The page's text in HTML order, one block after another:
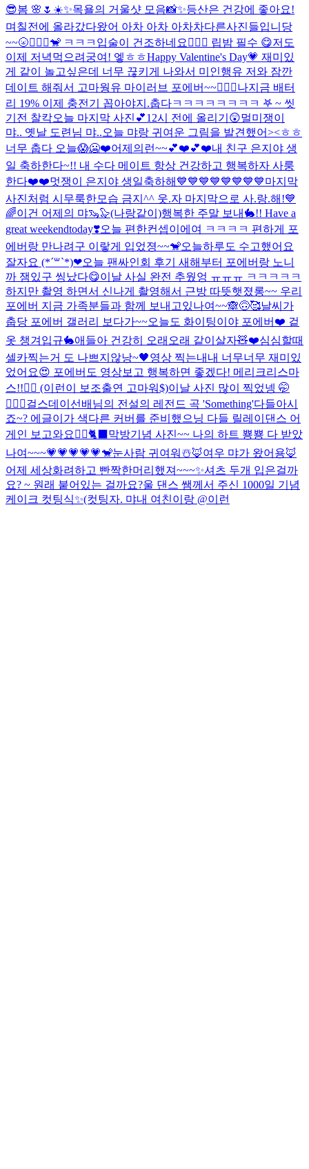
😎봄 🌸🌷☀️✨목욜의 거울샷 모음📸✨등산은 건강에 좋아요!
며칠전에 올라갔다왔어 아차 아차 아차차다른사진들입니당
~~🌝🙆🏼‍♀️🐒 ㅋㅋㅋ 입술이 건조하네요🤦🏻‍♀️ 립밤 필수 😋저도
이제 저녁먹으려궁여! 엫ㅎㅎHappy Valentine's Day💗 재미있
게 같이 놀고싶은데 너무 끊키게 나와서 미인행유 저와 잠깐
데이트 해줘서 고마웡유 마이러브 포에버~~🙆🏼‍♀️나지금 배터
리 19% 이제 충전기 꼽아야지.춥다ㅋㅋㅋㅋㅋㅋㅋㅋ 𖤐 ~ 씻
기전 찰칵오늘 마지막 사진💕12시 전에 올리기😲멀미쟁이
먀.. 옛날 도련님 먀..오늘 먀랑 귀여운 그림을 발견했어><ㅎㅎ
너무 춥다 오늘😱🥶❤️어제의런~~💕❤️💕❤️내 친구 은지야 생
일 축하한다~!! 내 수다 메이트 항상 건강하고 행복하자 사룽
한다❤️❤️멋쟁이 은지야 생일축하해💙💙💙💙💙💙💙💙마지막
사진처럼 시무룩한모습 금지^^ 웃.자 마지막으로 사.랑.해!💙
🌈이건 어제의 먀🦦🦭(나랑같이)행복한 주말 보내🐇!! Have a
great weekendtoday❣️오늘 편한컨셉이에여 ㅋㅋㅋㅋ 편하게 포
에버랑 만나려구 이랗게 입었졍~~🐒오늘하루도 수고했어요
잘자요 (*´꒳`*)❤︎오늘 팬싸인회 후기 새해부터 포에버랑 노니
까 잼있구 씽났다😋이날 사실 완전 추웠엉 ㅠㅠㅠ ㅋㅋㅋㅋㅋ
하지만 촬영 하면서 신나게 촬영해서 근방 따뜻햇졌롱~~ 우리
포에버 지금 가족분들과 함께 보내고있나여~~🙈🙃🥰날씨가
춥당 포에버 갤러리 보다가~~오늘도 화이팅이야 포에버❤️ 겉
옷 챙겨입규🐇애들아 건강히 오래오래 같이살자🧸❤️심심할때
셀카찍는거 도 나쁘지않낭~🖤영상 찍는내내 너무너무 재미있
었어요😍 포에버도 영상보고 행복하면 좋겠다! 메리크리스마
스!!❤️‍🔥 (이런이 보조출연 고마워$)이날 사진 많이 찍었넹 🤭
🙆🏼‍♀️걸스데이선배님의 전설의 레전드 곡 'Something'다들아시
죠~? 에글이가 색다른 커버를 준비했으닝 다들 릴레이댄스 어
게인 보고와요❤️‍🔥🐈‍⬛ 막방기념 사진~~ 나의 하트 뿅뿅 다 받았
나여~~~💗💗💗💗💗🐒눈사람 귀여워☃️🦊여우 먀가 왔어용🦊
어제 세상화려하고 빤짝한머리했져~~~✨셔츠 두개 입은걸까
요? ~ 원래 붙어있는 걸까요?울 댄스 쌤께서 주신 1000일 기념
케이크 컷팅식✨(컷팅자. 먀내 여친이랑 @이런